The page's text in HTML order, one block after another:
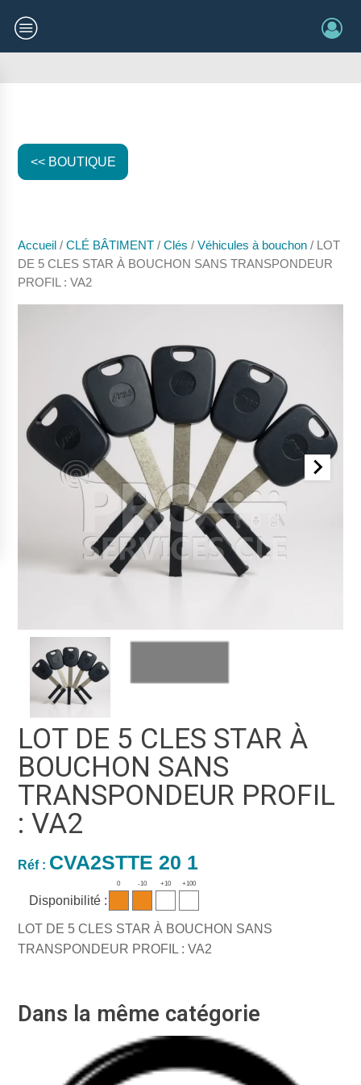
<< BOUTIQUE
Accueil /CLÉ BÂTIMENT /Clés /Véhicules à bouchon / LOT
DE 5 CLES STAR À BOUCHON SANS TRANSPONDEUR
PROFIL : VA2
LOT DE 5 CLES STAR À
BOUCHON SANS
TRANSPONDEUR PROFIL
: VA2
Réf : CVA2STTE 20 1
Disponibilité :
0 -10 +10 +100
LOT DE 5 CLES STAR À BOUCHON SANS
TRANSPONDEUR PROFIL : VA2
Dans la même catégorie